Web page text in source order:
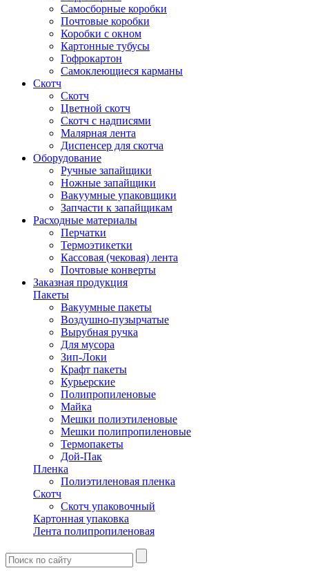
Самосборные коробки
Почтовые коробки
Коробки с окном
Картонные тубусы
Гофрокартон
Самоклеющиеся карманы
Скотч
Скотч
Цветной скотч
Скотч с надписями
Малярная лента
Диспенсер для скотча
Оборудование
Ручные запайщики
Ножные запайщики
Вакуумные упаковщики
Запчасти к запайщикам
Расходные материалы
Перчатки
Термоэтикетки
Кассовая (чековая) лента
Почтовые конверты
Заказная продукция
Пакеты
Вакуумные пакеты
Воздушно-пузырчатые
Вырубная ручка
Для мусора
Зип-Локи
Крафт пакеты
Курьерские
Полипропиленовые
Майка
Мешки полиэтиленовые
Мешки полипропиленовые
Термопакеты
Дой-Пак
Пленка
Полиэтиленовая пленка
Скотч
Скотч упаковочный
Картонная упаковка
Лента полипропиленовая